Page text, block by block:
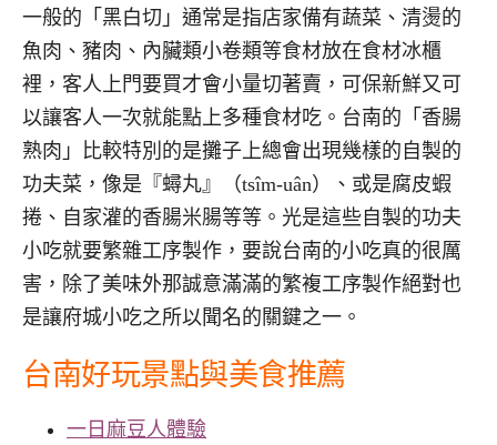
一般的「黑白切」通常是指店家備有蔬菜、清燙的
魚肉、豬肉、內臟類小卷類等食材放在食材冰櫃
裡，客人上門要買才會小量切著賣，可保新鮮又可
以讓客人一次就能點上多種食材吃。台南的「香腸
熟肉」比較特別的是攤子上總會出現幾樣的自製的
功夫菜，像是『蟳丸』（tsîm-uân）、或是腐皮蝦
捲、自家灌的香腸米腸等等。光是這些自製的功夫
小吃就要繁雜工序製作，要說台南的小吃真的很厲
害，除了美味外那誠意滿滿的繁複工序製作絕對也
是讓府城小吃之所以聞名的關鍵之一。
台南好玩景點與美食推薦
一日麻豆人體驗